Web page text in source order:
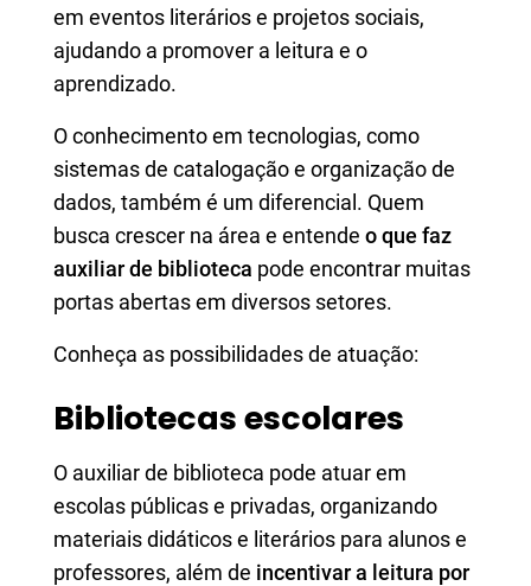
em eventos literários e projetos sociais,
ajudando a promover a leitura e o
aprendizado.
O conhecimento em tecnologias, como
sistemas de catalogação e organização de
dados, também é um diferencial. Quem
busca crescer na área e entende o que faz
auxiliar de biblioteca pode encontrar muitas
portas abertas em diversos setores.
Conheça as possibilidades de atuação:
Bibliotecas escolares
O auxiliar de biblioteca pode atuar em
escolas públicas e privadas, organizando
materiais didáticos e literários para alunos e
professores, além de incentivar a leitura por